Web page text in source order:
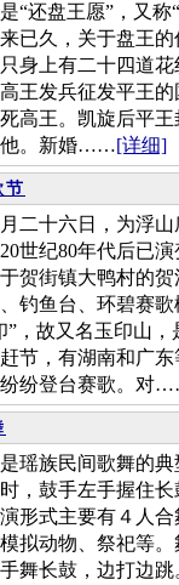
“还盘王愿”，又
已久，关于盘王
身上有二十四道
王发兵征发平王
高王。凯旋后平
他。新婚……[详细]
节
十六日，为浮山
世纪80年代后已
贺街镇大鸭村的
钓鱼台、环碧赛
”，故又名玉印山
节，有湖南和广
纷纷登台赛歌。对
族民间歌舞的典
，鼓手左手握住
形式主要有４人
拟动物、祭祀等
舞长鼓，边打边